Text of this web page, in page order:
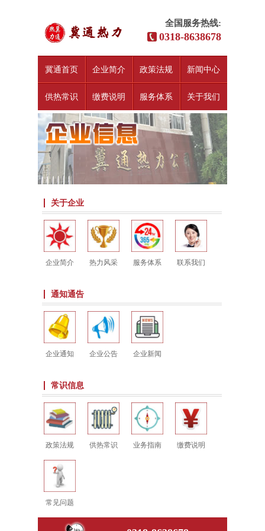
全国服务热线:
0318-8638678
冀通首页 企业简介 政策法规 新闻中心
供热常识 缴费说明 服务体系 关于我们
关于企业
企业简介 热力风采 服务体系 联系我们
通知通告
企业通知 企业公告 企业新闻
常识信息
政策法规 供热常识 业务指南 缴费说明
常见问题